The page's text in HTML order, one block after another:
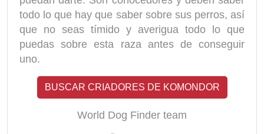
todo lo que hay que saber sobre sus perros, así
que no seas tímido y averigua todo lo que
puedas sobre esta raza antes de conseguir
uno.
BUSCAR CRIADORES DE KOMONDOR
World Dog Finder team